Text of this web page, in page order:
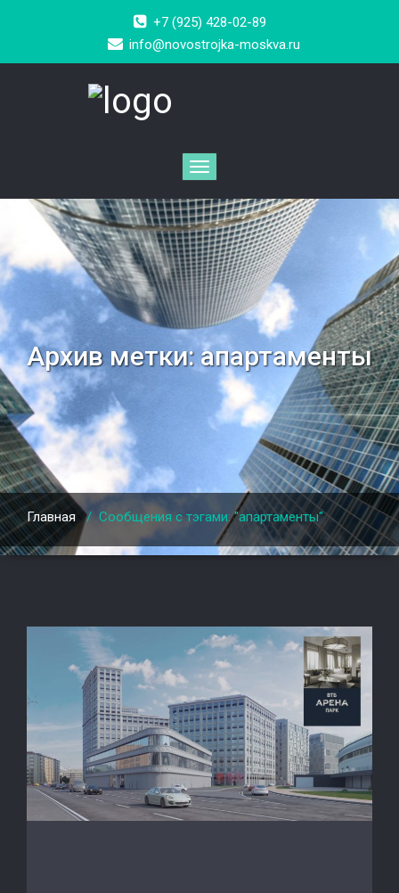
+7 (925) 428-02-89
info@novostrojka-moskva.ru
Архив метки: апартаменты
Главная / Сообщения с тэгами: "апартаменты"